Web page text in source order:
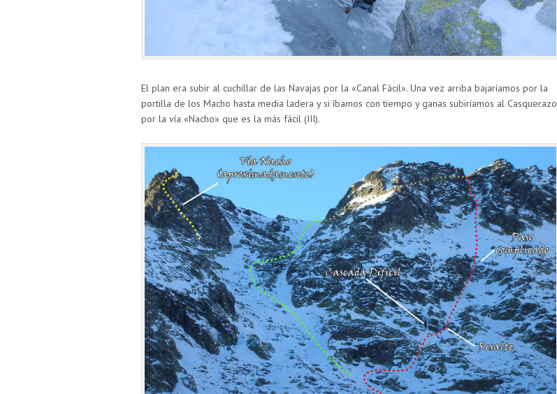
El plan era subir al cuchillar de las Navajas por la «Canal Fácil». Una vez arriba bajaríamos por la
portilla de los Macho hasta media ladera y si íbamos con tiempo y ganas subiríamos al Casquerazo
por la vía «Nacho» que es la más fácil (III).